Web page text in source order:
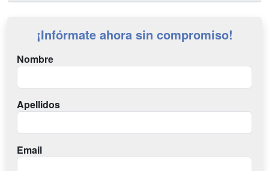
¡Infórmate ahora sin compromiso!
Nombre
Apellidos
Email